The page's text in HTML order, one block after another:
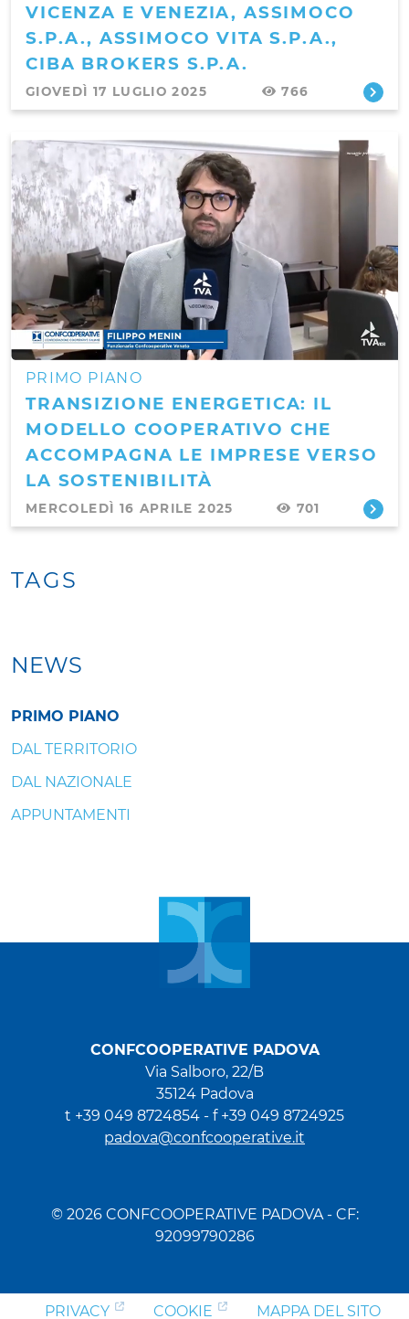
VICENZA E VENEZIA, ASSIMOCO
S.P.A., ASSIMOCO VITA S.P.A.,
CIBA BROKERS S.P.A.
GIOVEDÌ 17 LUGLIO 2025 766
PRIMO PIANO
TRANSIZIONE ENERGETICA: IL
MODELLO COOPERATIVO CHE
ACCOMPAGNA LE IMPRESE VERSO
LA SOSTENIBILITÀ
MERCOLEDÌ 16 APRILE 2025 701
NEWS
PRIMO PIANO
DAL TERRITORIO
DAL NAZIONALE
APPUNTAMENTI
TAGS
CONFCOOPERATIVE PADOVA
Via Salboro, 22/B
35124 Padova
t +39 049 8724854 - f +39 049 8724925
padova@confcooperative.it
© 2026 CONFCOOPERATIVE PADOVA - CF:
92099790286
PRIVACY COOKIE MAPPA DEL SITO